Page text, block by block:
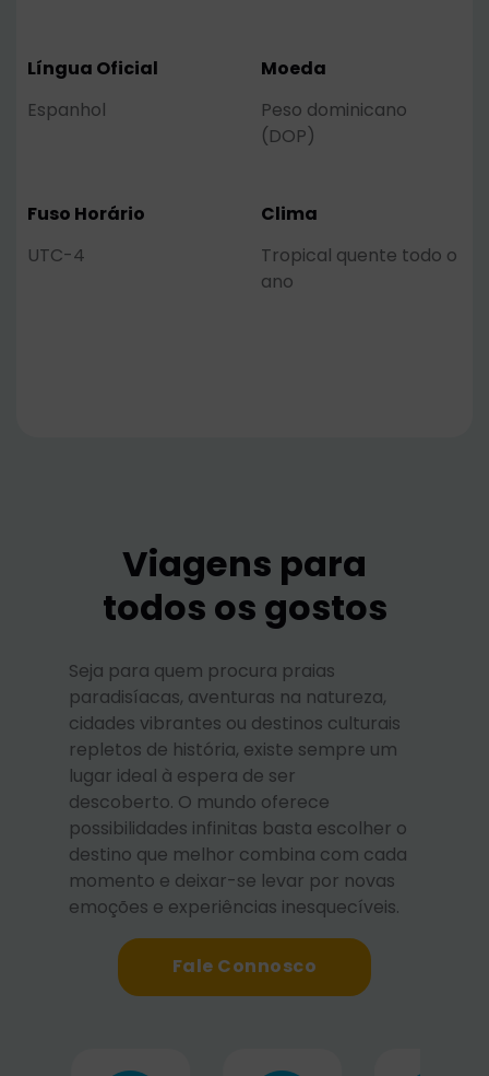
Língua Oficial
Espanhol
Moeda
Peso dominicano
(DOP)
Fuso Horário
UTC-4
Clima
Tropical quente todo o
ano
Viagens para
todos os gostos
Seja para quem procura praias
paradisíacas, aventuras na natureza,
cidades vibrantes ou destinos culturais
repletos de história, existe sempre um
lugar ideal à espera de ser
descoberto. O mundo oferece
possibilidades infinitas basta escolher o
destino que melhor combina com cada
momento e deixar-se levar por novas
emoções e experiências inesquecíveis.
Fale Connosco